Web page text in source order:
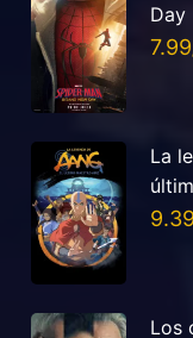
Day
7.99
La
9.39
Los